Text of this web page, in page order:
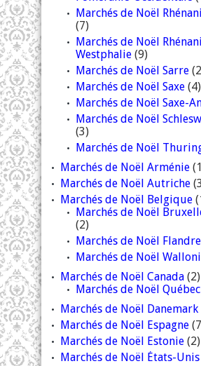
Marchés de Noël
(7)
Marchés de Noël
Westphalie (9)
Marchés de Noël Sarre
Marchés de Noël Saxe (4)
Marchés de Noël Saxe-
Marchés de Noël
(3)
Marchés de Noël
Marchés de Noël Arménie
Marchés de Noël Autriche
Marchés de Noël Belgique
Marchés de Noël
(2)
Marchés de Noël Flandre
Marchés de Noël
Marchés de Noël Canada (2)
Marchés de Noël Québec
Marchés de Noël Danemark
Marchés de Noël Espagne
Marchés de Noël Estonie (2)
Marchés de Noël États-Unis